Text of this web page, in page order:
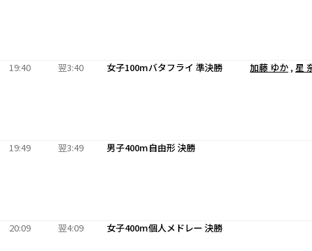
19:40 翌3:40 女子100mバタフライ 準決勝 加藤 ゆか , 星
19:49 翌3:49 男子400m自由形 決勝
20:09 翌4:09 女子400m個人メドレー 決勝